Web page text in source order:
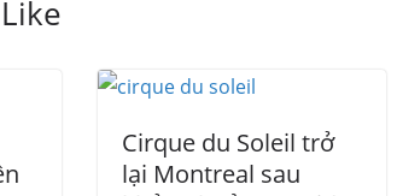
Cirque du Soleil trở
lại Montreal sau